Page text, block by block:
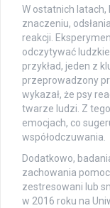
W ostatnich latach,
znaczeniu,
reakcji.
odczytywać
przykład, jeden z
przeprowadzony
wykazał, że psy
twarze ludzi. Z
emocjach, co
współodczuwania.
Dodatkowo,
zachowania
zestresowani lub
w 2016 roku na